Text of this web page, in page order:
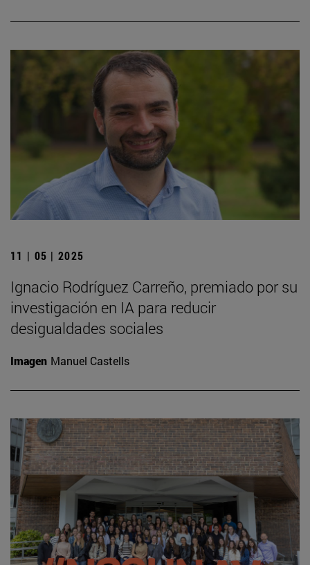
11 | 05 | 2025
Ignacio Rodríguez Carreño, premiado por su
investigación en IA para reducir
desigualdades sociales
Imagen Manuel Castells